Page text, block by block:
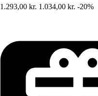
1.293,00 kr. 1.034,00 kr. -20%